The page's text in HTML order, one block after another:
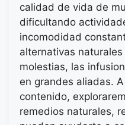
calidad de vida de
dificultando
incomodidad
alternativas
molestias, las
en grandes aliadas.
contenido,
remedios naturales,